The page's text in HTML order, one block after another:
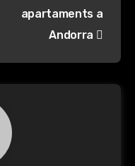
apartaments a
Andorra